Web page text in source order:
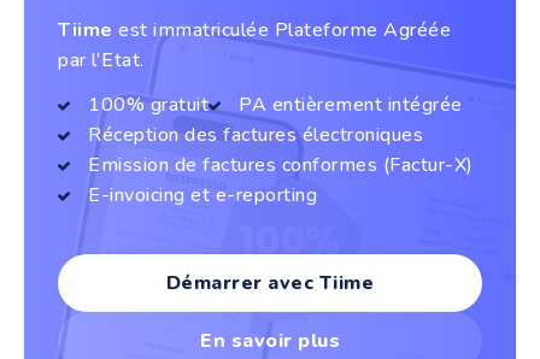
Tiime est immatriculée Plateforme Agréée
par l'Etat.
100% gratuit
PA entièrement intégrée
Réception des factures électroniques
Emission de factures conformes (Factur-X)
E-invoicing et e-reporting
Démarrer avec Tiime
En savoir plus